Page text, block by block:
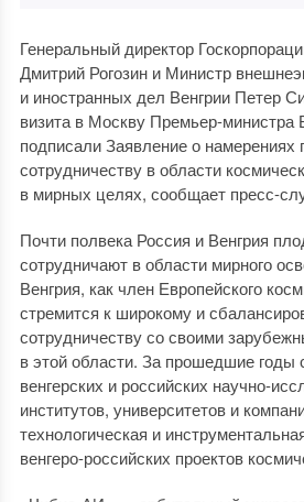
Генеральный директор
Дмитрий Рогозин и Министр
и иностранных дел Венгрии Петер
визита в Москву Премьер-министра
подписали Заявление о
сотрудничеству в области
в мирных целях, сообщает пресс-
Почти полвека Россия и Венгрия
сотрудничают в области мирного
Венгрия, как член Европейского
стремится к широкому и
сотрудничеству со своими
в этой области. За прошедшие годы
венгерских и российских научно-
институтов, университетов и
технологическая и
венгеро-российских проектов